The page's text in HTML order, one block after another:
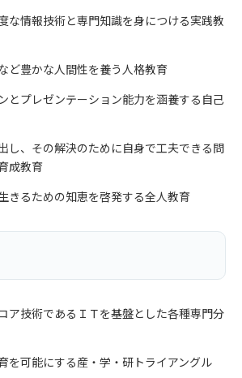
な情報技術と専門知識を身につける実践教
ど豊かな人間性を養う人格教育
とプレゼンテーション能力を涵養する自己
し、その解決のために自身で工夫できる問
成教育
きるための知恵を啓発する全人教育
ア技術であるＩＴを基盤とした各種専門分
を可能にする産・学・研トライアングル